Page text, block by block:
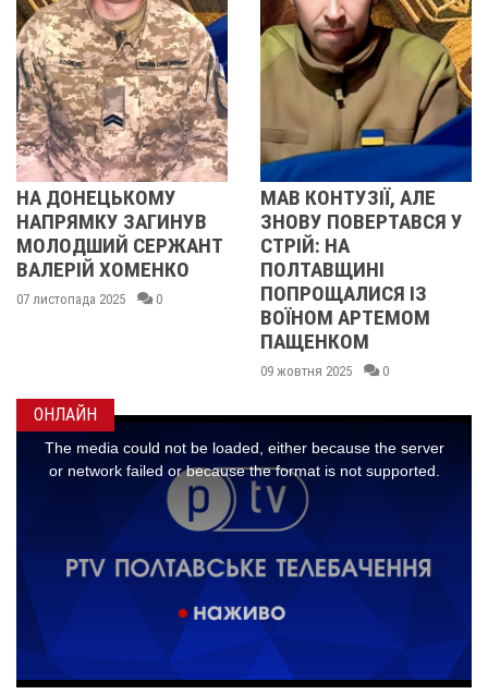
ЗАГИНУВ
СЕРЖАНТ
0
МАВ КОНТУЗІЇ, АЛЕ
ЗНОВУ ПОВЕРТАВСЯ У
СТРІЙ: НА
ПОЛТАВЩИНІ
ПОПРОЩАЛИСЯ ІЗ
ВОЇНОМ АРТЕМОМ
ПАЩЕНКОМ
0
НА
ЗАГИНУВ
09 жовтня 2025
ОНЛАЙН